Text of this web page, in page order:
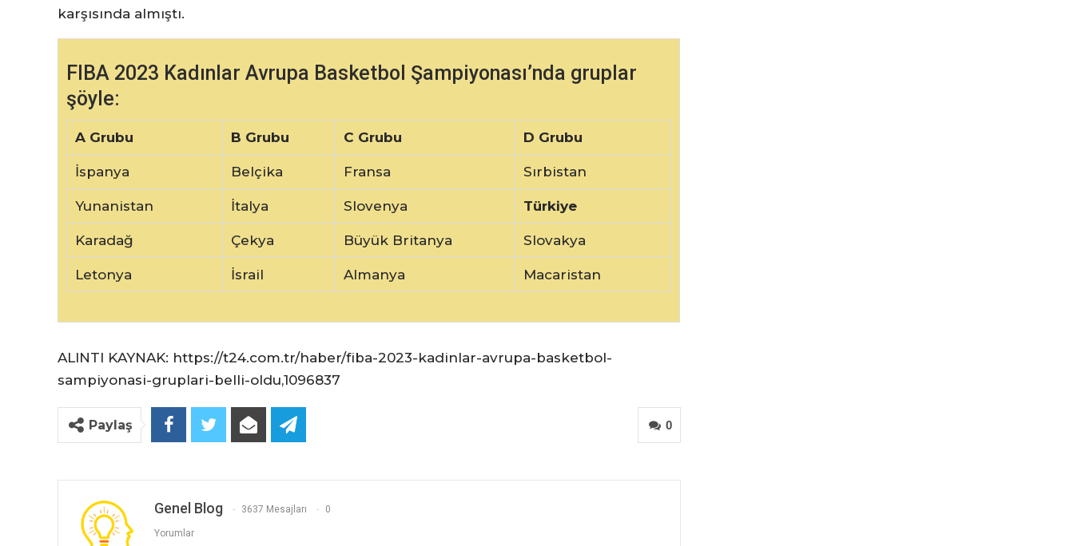
karşısında almıştı.
FIBA 2023 Kadınlar Avrupa Basketbol Şampiyonası’nda gruplar
şöyle:
A Grubu B Grubu C Grubu D Grubu
İspanya Belçika Fransa Sırbistan
Yunanistan İtalya Slovenya Türkiye
Karadağ Çekya Büyük Britanya Slovakya
Letonya İsrail Almanya Macaristan
ALINTI KAYNAK: https://t24.com.tr/haber/fiba-2023-kadinlar-avrupa-basketbol-
sampiyonasi-gruplari-belli-oldu,1096837
0
Paylaş
Genel Blog 3637 Mesajları 0
Yorumlar